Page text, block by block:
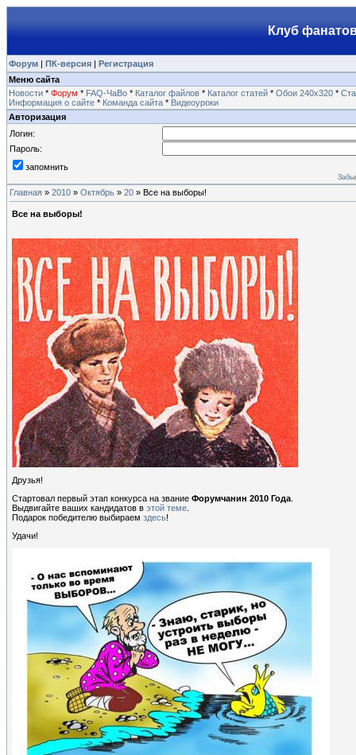
Клуб
Форум | ПК-версия | Регистрация
Меню сайта
Новости * Форум * FAQ-ЧаВо * Каталог файлов * Каталог статей * Обои 240х320 *
Информация о сайте * Команда сайта * Видеоуроки
Авторизация
Логин:
Пароль:
запомнить
Главная » 2010 » Октябрь » 20 » Все на выборы!
Все на выборы!
Друзья!
Стартовал первый этап конкурса на звание Форумчанин 2010 Года
Выдвигайте ваших кандидатов в этой теме
Подарок победителю выбираем здесь!
Удачи!